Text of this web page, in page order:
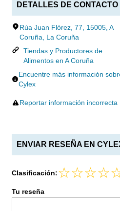
DETALLES DE CONTACTO
Rúa Juan Flórez, 77, 15005, A
Coruña, La Coruña
Tiendas y Productores de
Alimentos en A Coruña
Encuentre más información
Cylex
Reportar información incorrecta
ENVIAR RESEÑA EN
Clasificación:
Tu reseña